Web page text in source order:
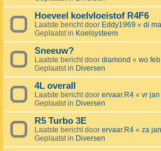
Hoeveel koelvloeistof R4F6
Laatste bericht door Eddy1969 « di
Geplaatst in Koelsysteem
Sneeuw?
Laatste bericht door diamond « wo
Geplaatst in Diversen
4L overall
Laatste bericht door ervaar.R4 « vr
Geplaatst in Diversen
R5 Turbo 3E
Laatste bericht door ervaar.R4 « za
Geplaatst in Diversen